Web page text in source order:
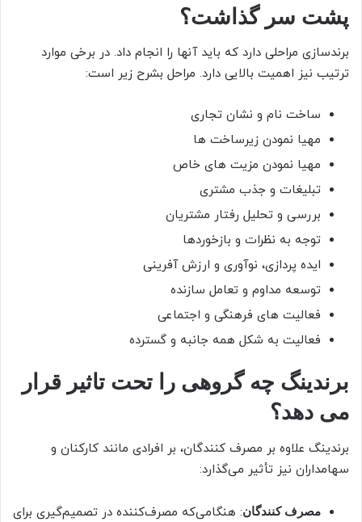
پشت سر گذاشت؟
برندسازی مراحلی دارد که باید آنها را انجام داد. در برخی موارد
ترتیب نیز اهمیت بالایی دارد. مراحل بشرح زیر است:
ساخت نام و نشان تجاری
مهیا نمودن زیرساخت ها
مهیا نمودن مزیت های خاص
تبلیغات و جذب مشتری
بررسی و تحلیل رفتار مشتریان
توجه به نظرات و بازخوردها
ایده پردازی، نوآوری و ارزش آفرینی
توسعه مداوم و تعامل سازنده
فعالیت های فرهنگی و اجتماعی
فعالیت به شکل همه جانبه و گسترده
برندینگ چه گروهی را تحت تاثیر قرار
می دهد؟
برندینگ علاوه بر مصرف کنندگان، بر افرادی مانند کارکنان و
سهامداران نیز تأثیر می‌گذارد:
مصرف کنندگان: هنگامی‌که مصرف‌کننده در تصمیم‌گیری برای